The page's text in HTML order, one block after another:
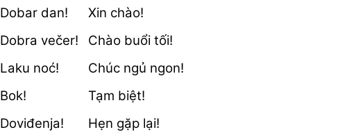
Dobar dan!
Xin chào!
Dobra večer!
Chào buổi tối!
Laku noć!
Chúc ngủ ngon!
Bok!
Tạm biệt!
Doviđenja!
Hẹn gặp lại!